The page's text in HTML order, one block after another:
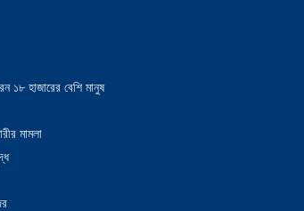
১৮ হাজারের বেশি মানুষ
মামলা